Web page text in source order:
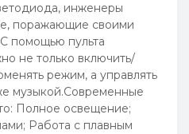
инженеры
поражающие своими
помощью пульта
не только включить/
режим, а управлять
музыкой.Современные
Полное освещение;
Работа с плавным